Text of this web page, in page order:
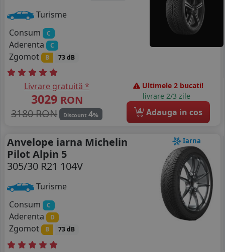
Turisme
Consum
C
Aderenta C
Zgomot B 73 dB
Livrare gratuită *
3029 RON
3180 RON
Discount 4%
Ultimele 2 bucati!
livrare 2/3 zile
4 Adauga in cos
Iarna
Anvelope iarna Michelin
Pilot Alpin 5
305/30 R21 104V
Turisme
Consum
C
Aderenta D
Zgomot B 73 dB